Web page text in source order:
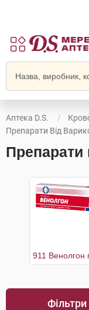
Аптека D.S.
Препарати Від
Препарати
Фільтри